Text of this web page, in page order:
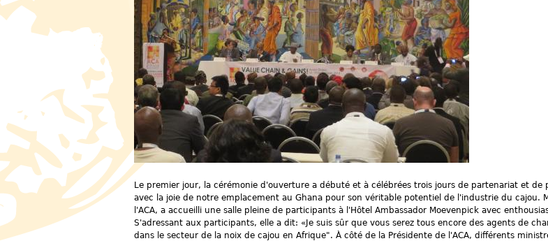
Le premier jour, la cérémonie d'ouverture a débuté et à célébrées trois jours de partenariat et de
avec la joie de notre emplacement au Ghana pour son véritable potentiel de l'industrie du cajou.
l'ACA, a accueilli une salle pleine de participants à l'Hôtel Ambassador Moevenpick avec
S'adressant aux participants, elle a dit: «Je suis sûr que vous serez tous encore des agents de
dans le secteur de la noix de cajou en Afrique". À côté de la Présidente de l'ACA, différents